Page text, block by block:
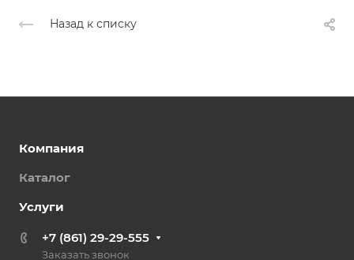
Назад к списку
Компания
Каталог
Услуги
+7 (861) 29-29-555
Заказать звонок